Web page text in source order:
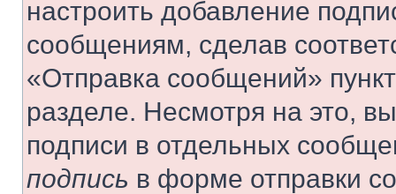
настроить добавление
сообщениям, сделав
«Отправка сообщений»
разделе. Несмотря на это,
подписи в отдельных
подпись в форме отправки